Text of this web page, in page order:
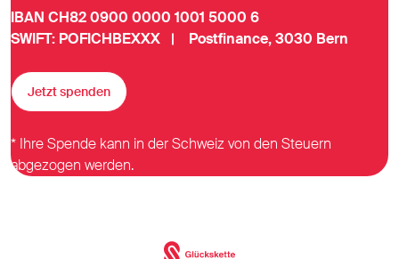
IBAN CH82 0900 0000 1001 5000 6
SWIFT: POFICHBEXXX | Postfinance, 3030 Bern
Jetzt spenden
* Ihre Spende kann in der Schweiz von den Steuern
abgezogen werden.